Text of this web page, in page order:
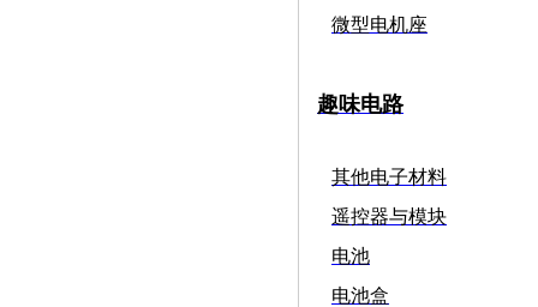
微型电机座
趣味电路
其他电子材料
遥控器与模块
电池
电池盒